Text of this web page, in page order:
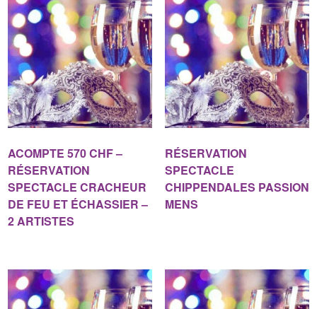
ACOMPTE 570 CHF –
RÉSERVATION
SPECTACLE CRACHEUR
DE FEU ET ÉCHASSIER –
2 ARTISTES
RÉSERVATION
SPECTACLE
CHIPPENDALES PASSION
MENS